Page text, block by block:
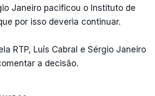
Janeiro pacificou o Instituto de
por isso deveria continuar.
RTP, Luís Cabral e Sérgio Janeiro
a decisão.